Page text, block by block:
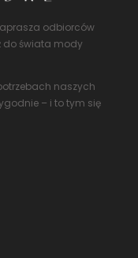
odbiorców
do świata mody
naszych
– i to tym się